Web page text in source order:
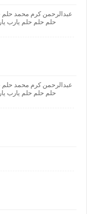
عبدالرحمن كرم محمد
حلم حلم حلم يارب يارب
عبدالرحمن كرم محمد
حلم حلم حلم يارب يارب